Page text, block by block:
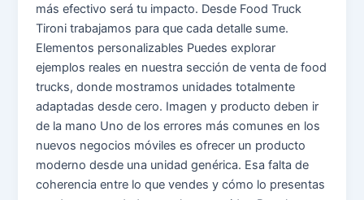
más efectivo será tu impacto. Desde Food Truck
Tironi trabajamos para que cada detalle sume.
Elementos personalizables Puedes explorar
ejemplos reales en nuestra sección de venta de food
trucks, donde mostramos unidades totalmente
adaptadas desde cero. Imagen y producto deben ir
de la mano Uno de los errores más comunes en los
nuevos negocios móviles es ofrecer un producto
moderno desde una unidad genérica. Esa falta de
coherencia entre lo que vendes y cómo lo presentas